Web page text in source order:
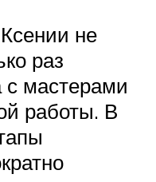
не
раз
с мастерами
работы. В